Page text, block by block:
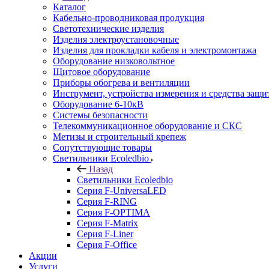
Каталог
Кабельно-проводниковая продукция
Светотехнические изделия
Изделия электроустановочные
Изделия для прокладки кабеля и электромонтажа
Оборудование низковольтное
Щитовое оборудование
Приборы обогрева и вентиляции
Инструмент, устройства измерения и средства
Оборудование 6-10кВ
Системы безопасности
Телекоммуникационное оборудование и СКС
Метизы и строительный крепеж
Сопутствующие товары
Светильники Ecoledbio
Назад
Светильники Ecoledbio
Серия F-UniversaLED
Серия F-RING
Серия F-OPTIMA
Серия F-Matrix
Серия F-Liner
Серия F-Office
Акции
Услуги